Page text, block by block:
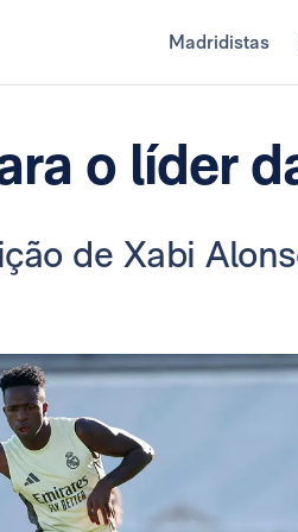
Madridistas
o líder
de Xabi